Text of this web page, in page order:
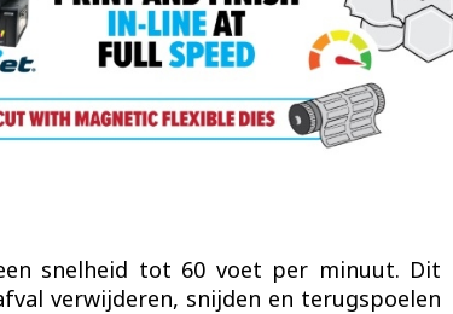
snelheid tot 60 voet per minuut. Dit
verwijderen, snijden en terugspoelen